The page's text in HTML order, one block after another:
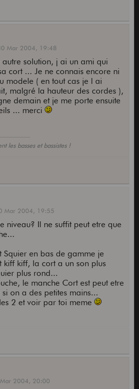
Mar 2004, 19:48
solution, j ai un ami qui
cort ... Je ne connais encore ni
modele ( en tout cas je l ai
malgré la hauteur des cordes ),
demain et je me porte ensuite
... merci
les basses et bassistes !
Mar 2004, 19:55
niveau? Il ne suffit peut etre que
Squier en bas de gamme je
kiff kiff, la cort a un son plus
plus rond...
le manche Cort est peut etre
on a des petites mains...
2 et voir par toi meme
2004, 20:00